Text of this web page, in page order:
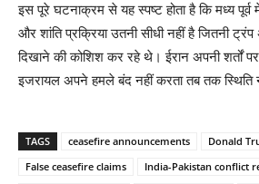
इस पूरे घटनाक्रम से यह स्पष्ट होता है कि मध्य
और शांति प्रक्रिया उतनी सीधी नहीं है जितनी
दिखाने की कोशिश कर रहे थे। ईरान अपनी
इजरायल अपने हमले बंद नहीं करता तब तक स्थिति
TAGS ceasefire announcements
Donald
False ceasefire claims
India-Pakistan conflict